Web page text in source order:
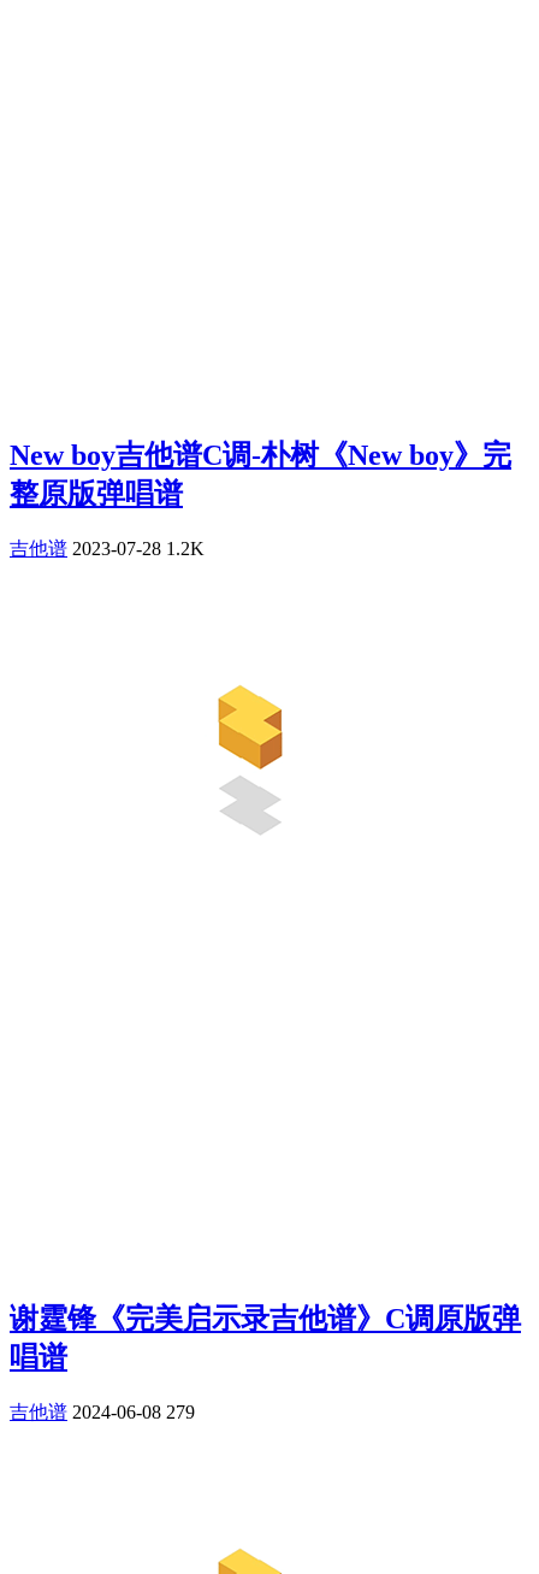
New boy吉他谱C调-朴树《New boy》完
整原版弹唱谱
吉他谱 2023-07-28 1.2K
谢霆锋《完美启示录吉他谱》C调原版弹
唱谱
吉他谱 2024-06-08 279